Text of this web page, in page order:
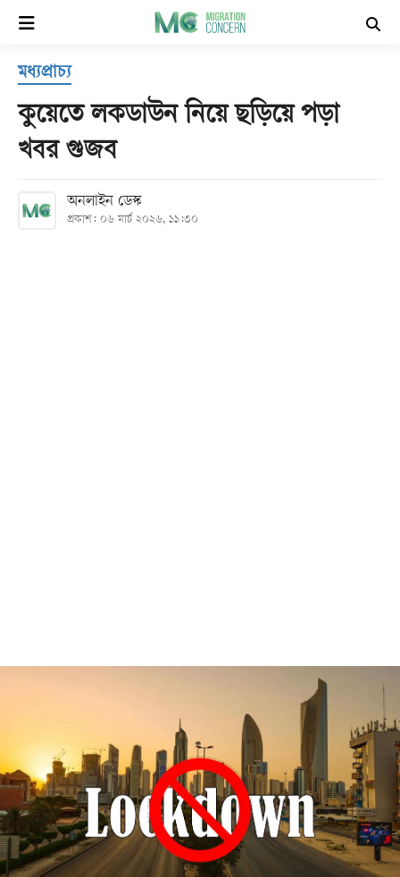
হোম
সর্বশেষ
বিভাগ
মধ্যপ্রাচ্য
কুয়েতে লকডাউন নিয়ে ছড়িয়ে পড়া
খবর গুজব
অনলাইন ডেস্ক
প্রকাশ: ০৬ মার্চ ২০২৬, ১১:৩০